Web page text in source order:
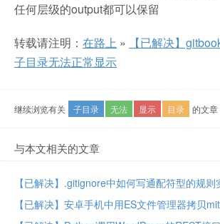
任何层级的output都可以保留
转载请注明： 在路上 »
【已解决】
子目录无法正常显示
继续浏览有关 子目录 无法 显示 目录 的文章
与本文相关的文章